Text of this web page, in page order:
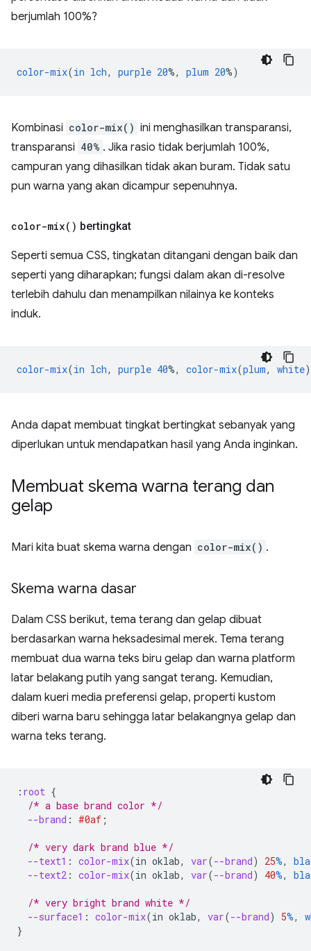
berjumlah 100%?
color-mix(in lch, purple 20%, plum 20%)
Kombinasi color-mix() ini menghasilkan transparansi,
transparansi 40% . Jika rasio tidak berjumlah 100%,
campuran yang dihasilkan tidak akan buram. Tidak satu
pun warna yang akan dicampur sepenuhnya.
color-mix( ) bertingkat
Seperti semua CSS, tingkatan ditangani dengan baik dan
seperti yang diharapkan; fungsi dalam akan di-resolve
terlebih dahulu dan menampilkan nilainya ke konteks
induk.
color-mix(in lch, purple 40%, color-mix(plum, white
Anda dapat membuat tingkat bertingkat sebanyak yang
diperlukan untuk mendapatkan hasil yang Anda inginkan.
Membuat skema warna terang dan
gelap
Mari kita buat skema warna dengan color-mix() .
Skema warna dasar
Dalam CSS berikut, tema terang dan gelap dibuat
berdasarkan warna heksadesimal merek. Tema terang
membuat dua warna teks biru gelap dan warna platform
latar belakang putih yang sangat terang. Kemudian,
dalam kueri media preferensi gelap, properti kustom
diberi warna baru sehingga latar belakangnya gelap dan
warna teks terang.
: root {
/* a base brand color */
--brand : #0af ;
/* very dark brand blue */
--text1 : color-mix(in oklab, var(--brand) 25%,
--text2 : color-mix(in oklab, var(--brand) 40%,
/* very bright brand white */
--surface1 : color-mix(in oklab, var(--brand) 5%,
}